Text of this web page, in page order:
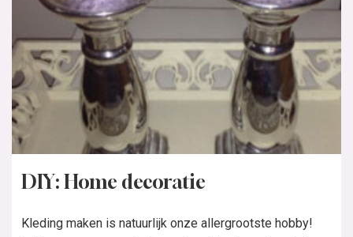
DIY: Home decoratie
Kleding maken is natuurlijk onze allergrootste hobby!